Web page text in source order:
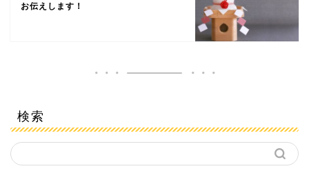
お伝えします！
検索